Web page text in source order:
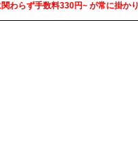
わらず手数料330円~ が常に掛か